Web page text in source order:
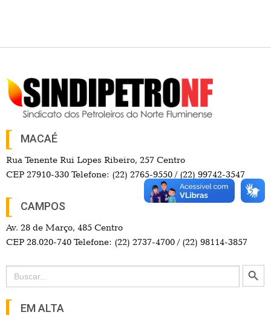
MACAÉ
Rua Tenente Rui Lopes Ribeiro, 257 Centro
CEP 27910-330 Telefone: (22) 2765-9550 / (22) 99742-3547
CAMPOS
Av. 28 de Março, 485 Centro
CEP 28.020-740 Telefone: (22) 2737-4700 / (22) 98114-3857
Search
for:
Search Button
EM ALTA